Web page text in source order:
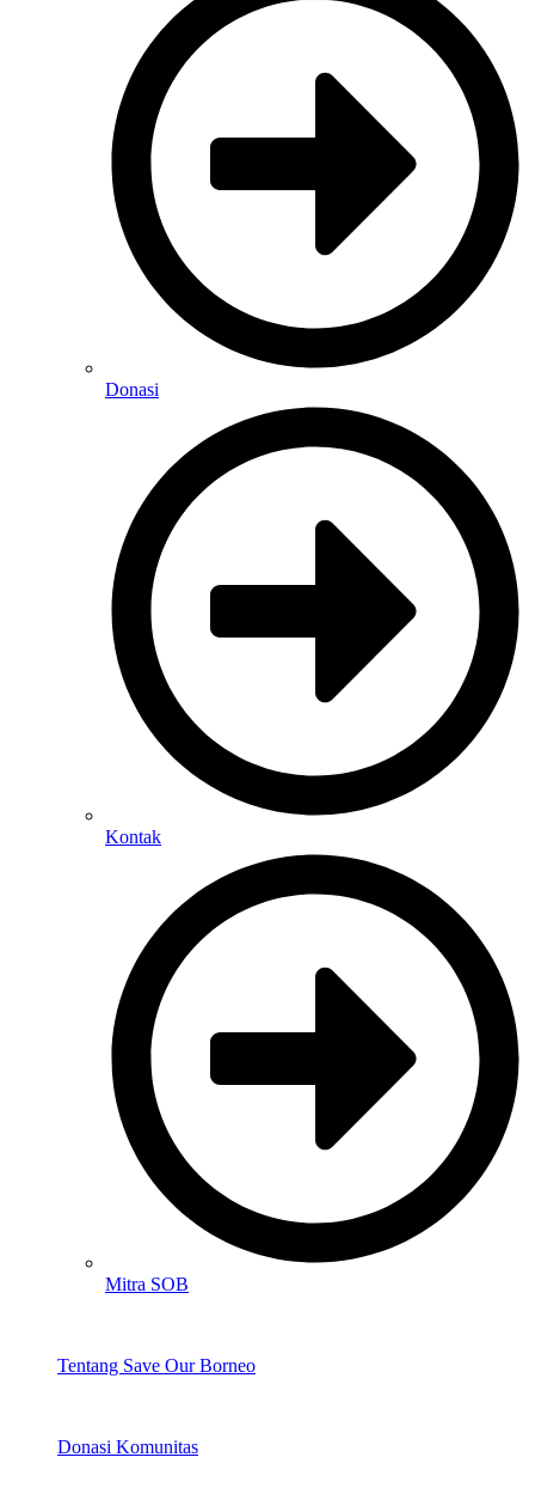
Donasi
Kontak
Mitra SOB
Tentang Save Our Borneo
Donasi Komunitas